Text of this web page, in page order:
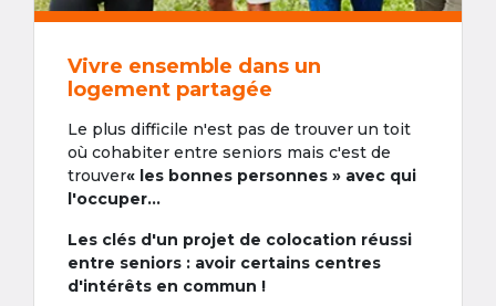
Vivre ensemble dans un
logement partagée
Le plus difficile n'est pas de trouver un toit
où cohabiter entre seniors mais c'est de
trouver« les bonnes personnes » avec qui
l'occuper...
Les clés d'un projet de colocation réussi
entre seniors : avoir certains centres
d'intérêts en commun !